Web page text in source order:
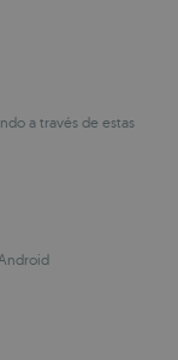
a través de estas